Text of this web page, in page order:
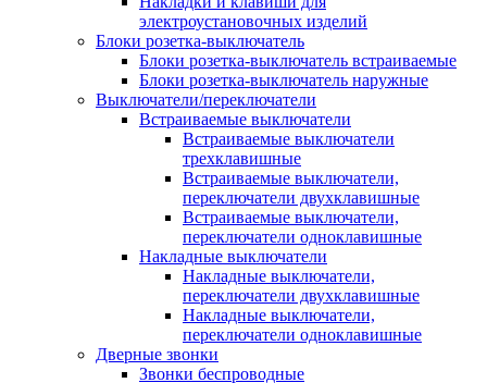
электроустановочных изделий
Блоки розетка-выключатель
Блоки розетка-выключатель встраиваемые
Блоки розетка-выключатель наружные
Выключатели/переключатели
Встраиваемые выключатели
Встраиваемые выключатели
трехклавишные
Встраиваемые выключатели,
переключатели двухклавишные
Встраиваемые выключатели,
переключатели одноклавишные
Накладные выключатели
Накладные выключатели,
переключатели двухклавишные
Накладные выключатели,
переключатели одноклавишные
Дверные звонки
Звонки беспроводные